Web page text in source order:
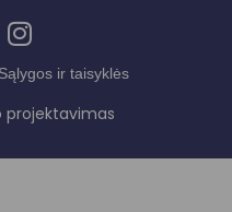
Sąlygos ir taisyklės
projektavimas